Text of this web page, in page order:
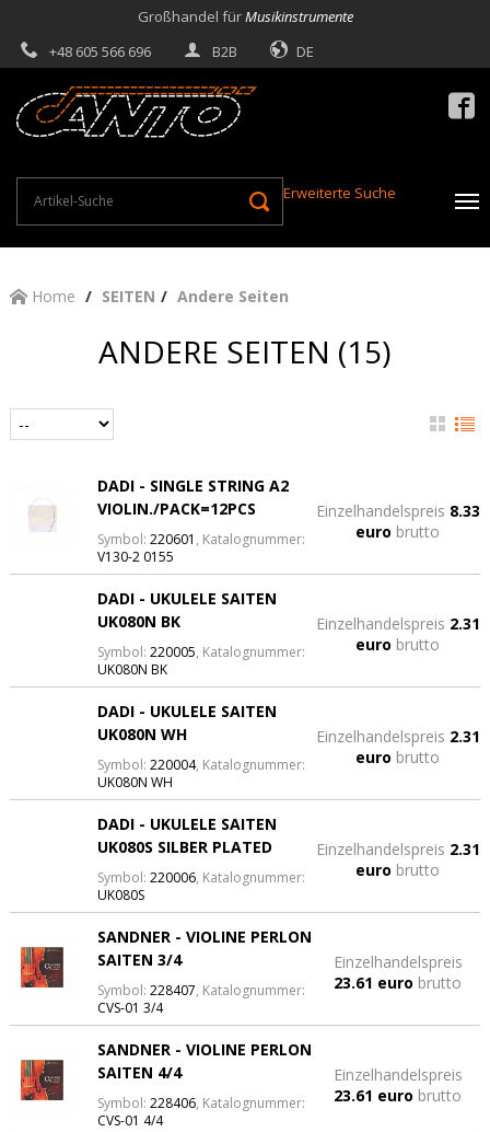
Großhandel fürMusikinstrumente
+48 605 566 696
B2B DE
Erweiterte Suche
Home SEITEN Andere Seiten
ANDERE SEITEN (15)
DADI - SINGLE STRING A2
VIOLIN./PACK=12PCS
Symbol: 220601 , Katalognummer:
V130-2 0155
Einzelhandelspreis 8.33
euro brutto
DADI - UKULELE SAITEN
UK080N BK
Symbol: 220005, Katalognummer:
UK080N BK
Einzelhandelspreis 2.31
euro brutto
DADI - UKULELE SAITEN
UK080N WH
Symbol: 220004, Katalognummer:
UK080N WH
Einzelhandelspreis 2.31
euro brutto
DADI - UKULELE SAITEN
UK080S SILBER PLATED
Symbol: 220006, Katalognummer:
UK080S
Einzelhandelspreis 2.31
euro brutto
SANDNER - VIOLINE PERLON
SAITEN 3/4
Symbol: 228407, Katalognummer:
CVS-01 3/4
Einzelhandelspreis
23.61 euro brutto
SANDNER - VIOLINE PERLON
SAITEN 4/4
Symbol: 228406, Katalognummer:
CVS-01 4/4
Einzelhandelspreis
23.61 euro brutto
